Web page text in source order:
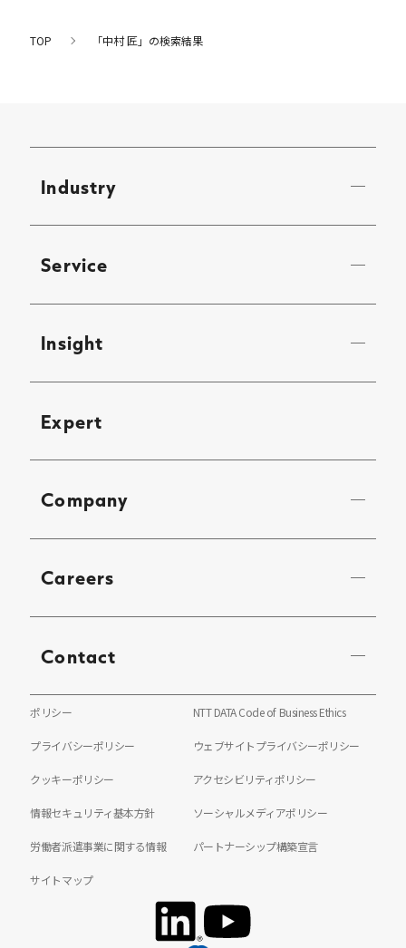
TOP 「中村 匠」の検索結果
Industry
Service
Insight
Expert
Company
Careers
Contact
ポリシー NTT DATA Code of Business Ethics
プライバシーポリシー ウェブサイトプライバシーポリシー
クッキーポリシー アクセシビリティポリシー
情報セキュリティ基本方針 ソーシャルメディアポリシー
労働者派遣事業に関する情報 パートナーシップ構築宣言
サイトマップ